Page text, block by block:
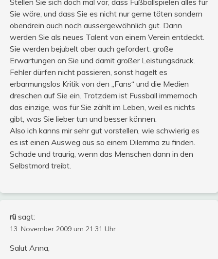
Sie wäre, und dass Sie es nicht nur gerne täten sondern
obendrein auch noch aussergewöhnlich gut. Dann
werden Sie als neues Talent von einem Verein entdeckt.
Sie werden bejubelt aber auch gefordert: große
Erwartungen an Sie und damit großer Leistungsdruck.
Fehler dürfen nicht passieren, sonst hagelt es
erbarmungslos Kritik von den „Fans“ und die Medien
dreschen auf Sie ein. Trotzdem ist Fussball immernoch
das einzige, was für Sie zählt im Leben, weil es nichts
gibt, was Sie lieber tun und besser können.
Also ich kanns mir sehr gut vorstellen, wie schwierig es
es ist einen Ausweg aus so einem Dilemma zu finden.
Schade und traurig, wenn das Menschen dann in den
Selbstmord treibt.
rü sagt:
13. November 2009 um 21:31 Uhr
Salut Anna,